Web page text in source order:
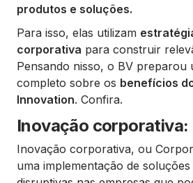
produtos e soluções.
Para isso, elas utilizam
corporativa para construir
Pensando nisso, o BV preparou
completo sobre os benefícios
Innovation. Confira.
Inovação corporativa:
Inovação corporativa, ou
uma implementação de